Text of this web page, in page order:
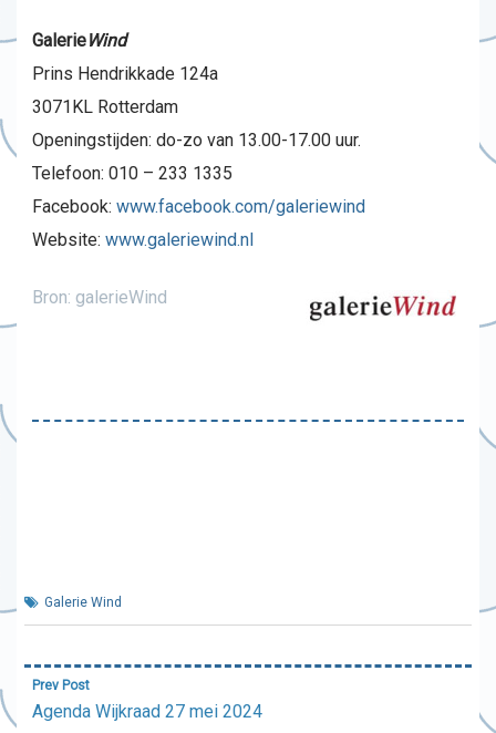
GalerieWind
Prins Hendrikkade 124a
3071KL Rotterdam
Openingstijden: do-zo van 13.00-17.00 uur.
Telefoon: 010 – 233 1335
Facebook: www.facebook.com/galeriewind
Website: www.galeriewind.nl
Bron: galerieWind
Galerie Wind
Bericht
navigatie
Prev Post
Agenda Wijkraad 27 mei 2024